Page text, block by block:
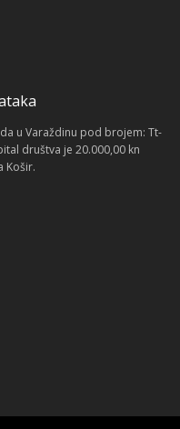
u Varaždinu pod brojem: Tt-
društva je 20.000,00 kn
Košir.